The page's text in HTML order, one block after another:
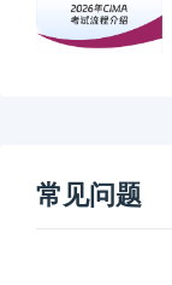
常见问题